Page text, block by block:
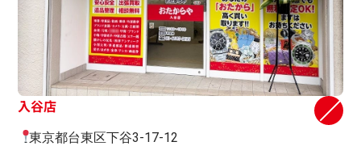
入谷店
東京都台東区下谷3-17-12